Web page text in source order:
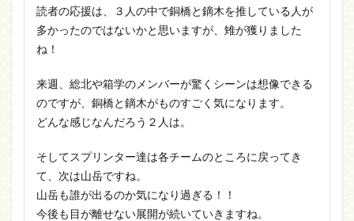
読者の応援は、３人の中で銅橋と鏑木を推している人が
多かったのではないかと思いますが、雉が獲りました
ね！
来週、総北や箱学のメンバーが驚くシーンは想像できる
のですが、銅橋と鏑木がものすごく気になります。
どんな感じなんだろう２人は。
そしてスプリンター達は各チームのところに戻ってき
て、次は山岳ですね。
山岳も誰が出るのか気になり過ぎる！！
今後も目が離せない展開が続いていきますね。